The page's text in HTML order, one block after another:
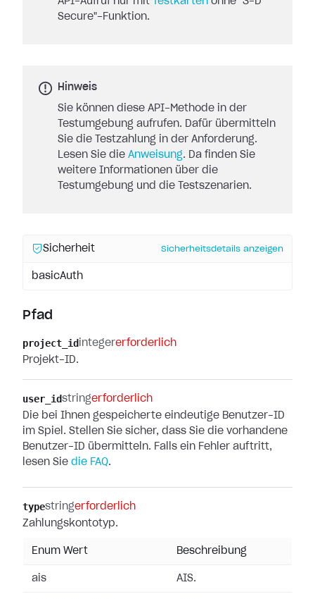
Secure"-Funktion.
Hinweis
Sie können diese API-Methode in der
Testumgebung aufrufen. Dafür übermitteln
Sie die Testzahlung in der Anforderung.
Lesen Sie die Anweisung. Da finden Sie
weitere Informationen über die
Testumgebung und die Testszenarien.
Sicherheit Sicherheitsdetails anzeigen
basicAuth
Pfad
project_id integererforderlich
Projekt-ID.
user_idstringerforderlich
Die bei Ihnen gespeicherte eindeutige Benutzer-ID
im Spiel. Stellen Sie sicher, dass Sie die vorhandene
Benutzer-ID übermitteln. Falls ein Fehler auftritt,
lesen Sie die FAQ.
typestringerforderlich
Zahlungskontotyp.
Enum Wert Beschreibung
ais AIS.